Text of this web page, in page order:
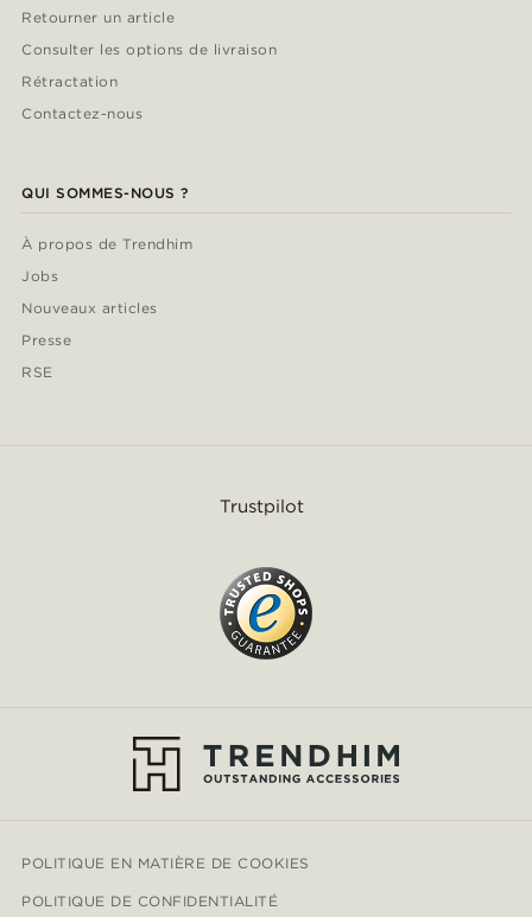
Retourner un article
Consulter les options de livraison
Rétractation
Contactez-nous
QUI SOMMES-NOUS ?
À propos de Trendhim
Jobs
Nouveaux articles
Presse
RSE
Trustpilot
POLITIQUE EN MATIÈRE DE COOKIES
POLITIQUE DE CONFIDENTIALITÉ